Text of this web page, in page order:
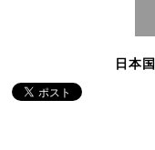
日本